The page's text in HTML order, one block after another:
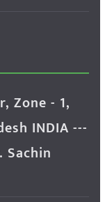
Zone - 1,
INDIA ---